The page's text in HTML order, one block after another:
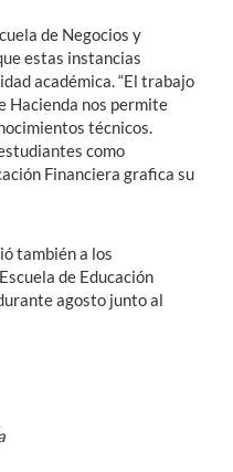
de Negocios y
estas instancias
académica. “El trabajo
Hacienda nos permite
técnicos.
como
Financiera grafica su
también a los
de Educación
agosto junto al